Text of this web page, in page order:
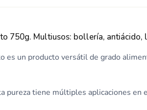
750g. Multiusos: bollería, antiácido,
es un producto versátil de grado
pureza tiene múltiples aplicaciones en